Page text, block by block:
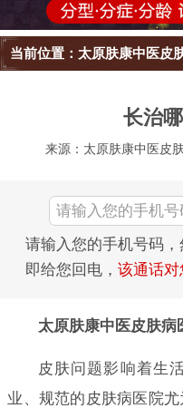
当前位置： 太原肤康中医皮
长治
来源：太原肤康中医皮
请输入您的手机号码
即给您回电， 该通话
太原肤康中医皮肤病
皮肤问题影响着生
业、规范的皮肤病医院